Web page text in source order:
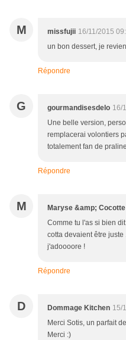
M missfujii 16/11/2015
un bon dessert, je
Répondre
G gourmandisesdelo 16/
Une belle version,
remplacerai volontiers
totalement fan de praline
Répondre
M Maryse &amp; Cocotte
Comme tu l'as si bien
cotta devaient être
j'adoooore !
Répondre
D Dommage Kitchen 15/
Merci Sotis, un parfait
Merci :)